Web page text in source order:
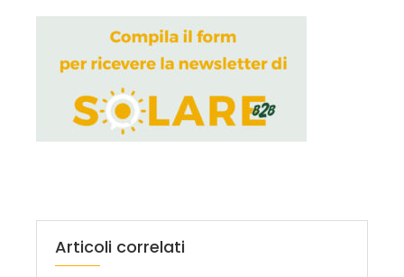
Articoli correlati